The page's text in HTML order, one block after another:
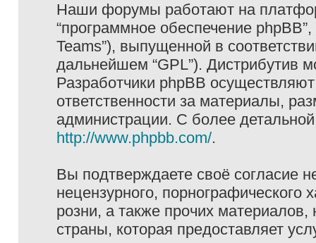
Наши форумы работают на
“программное обеспечение
Teams”), выпущенной в
дальнейшем “GPL”). Дистрибутив
Разработчики phpBB
ответственности за материалы,
администрации. С более
http://www.phpbb.com/.
Вы подтверждаете своё согласие
нецензурного, порнографического
розни, а также прочих
страны, которая предоставляет